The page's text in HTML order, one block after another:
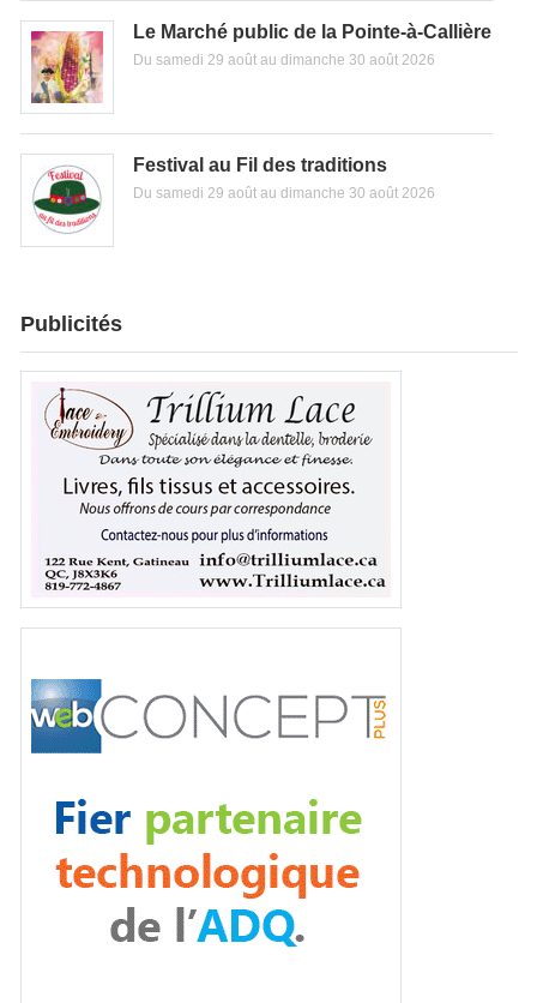
Le Marché public de la Pointe-à-Callière
Du samedi 29 août au dimanche 30 août 2026
Festival au Fil des traditions
Du samedi 29 août au dimanche 30 août 2026
Publicités